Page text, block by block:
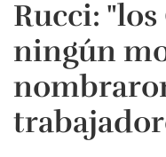
Rucci: "los
ningún